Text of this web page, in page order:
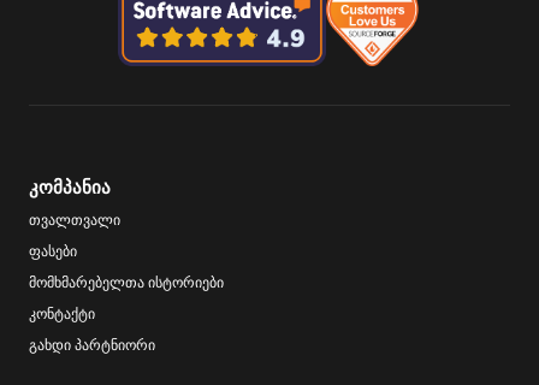
კომპანია
თვალთვალი
ფასები
მომხმარებელთა ისტორიები
კონტაქტი
გახდი პარტნიორი